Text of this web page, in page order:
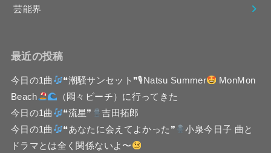
芸能界
最近の投稿
今日の1曲 ❝潮騒サンセット❞🎙Natsu Summer
MonMon
Beach
（悶々ビーチ）に行ってきた
今日の1曲
❝流星❞
吉田拓郎
今日の1曲
❝あなたに会えてよかった❞
小泉今日子 曲と
ドラマとは全く関係ないよ〜